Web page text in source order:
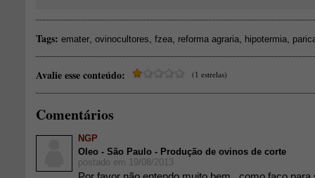
Tags: emater ovinocultores fzea reforma agraria hipotermia
Avalie esse conteúdo: (1 estrelas)
Comentários
NGP
Oleo - São Paulo - Produção de ovinos de corte
postado em 19/08/2013